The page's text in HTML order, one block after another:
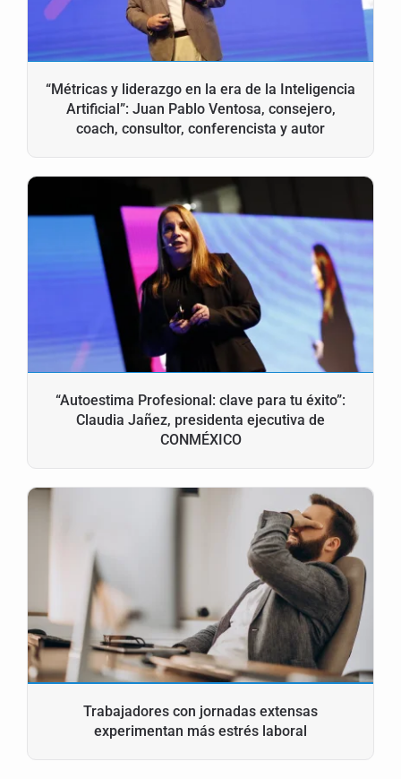
“Métricas y liderazgo en la era de la Inteligencia
Artificial”: Juan Pablo Ventosa, consejero,
coach, consultor, conferencista y autor
“Autoestima Profesional: clave para tu éxito”:
Claudia Jañez, presidenta ejecutiva de
CONMÉXICO
Trabajadores con jornadas extensas
experimentan más estrés laboral